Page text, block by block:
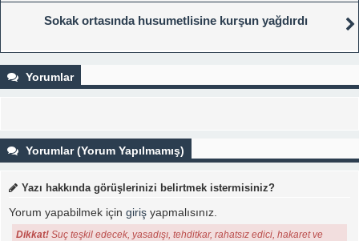
Sokak ortasında husumetlisine kurşun yağdırdı
Yorumlar
Yorumlar (Yorum Yapılmamış)
Yazı hakkında görüşlerinizi belirtmek istermisiniz?
Yorum yapabilmek için giriş yapmalısınız.
Dikkat! Suç teşkil edecek, yasadışı, tehditkar, rahatsız edici, hakaret ve